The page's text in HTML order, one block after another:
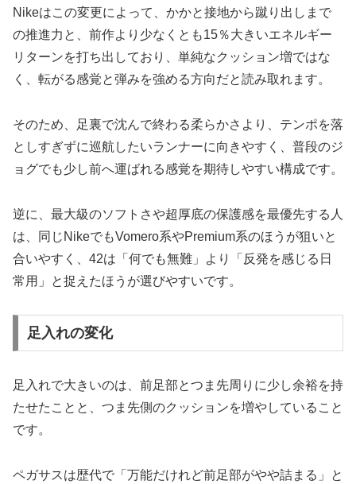
Nikeはこの変更によって、かかと接地から蹴り出しまで
の推進力と、前作より少なくとも15％大きいエネルギー
リターンを打ち出しており、単純なクッション増ではな
く、転がる感覚と弾みを強める方向だと読み取れます。
そのため、足裏で沈んで終わる柔らかさより、テンポを落
としすぎずに巡航したいランナーに向きやすく、普段のジ
ョグでも少し前へ運ばれる感覚を期待しやすい構成です。
逆に、最大級のソフトさや超厚底の保護感を最優先する人
は、同じNikeでもVomero系やPremium系のほうが狙いと
合いやすく、42は「何でも無難」より「反発を感じる日
常用」と捉えたほうが選びやすいです。
足入れの変化
足入れで大きいのは、前足部とつま先周りに少し余裕を持
たせたことと、つま先側のクッションを増やしていること
です。
ペガサスは歴代で「万能だけれど前足部がやや詰まる」と